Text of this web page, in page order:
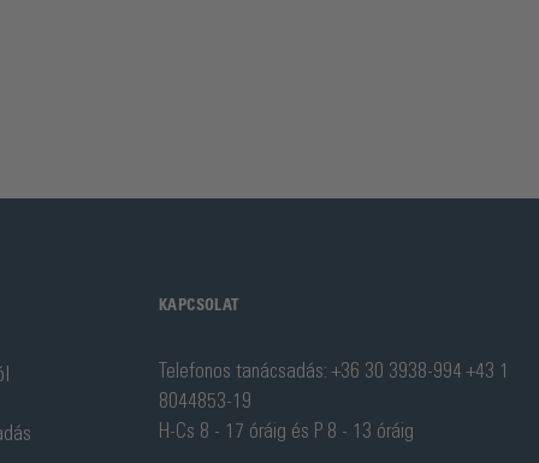
KAPCSOLAT
Telefonos tanácsadás: +36 30 3938-994 +43 1
8044853-19
H-Cs 8 - 17 óráig és P 8 - 13 óráig